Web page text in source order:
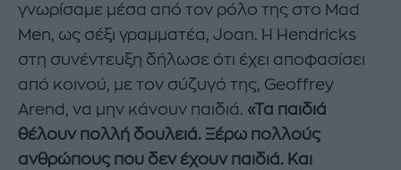
γνωρίσαμε μέσα από τον ρόλο της στο Mad
Men, ως σέξι γραμματέα, Joan. Η Hendricks
στη συνέντευξη δήλωσε ότι έχει αποφασίσει
από κοινού, με τον σύζυγό της, Geoffrey
Arend, να μην κάνουν παιδιά. «Τα παιδιά
θέλουν πολλή δουλειά. Ξέρω πολλούς
ανθρώπους που δεν έχουν παιδιά. Και